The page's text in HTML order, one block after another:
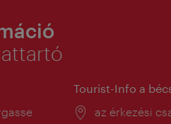
Tourist-Info a
Helyszín:
az érkezési